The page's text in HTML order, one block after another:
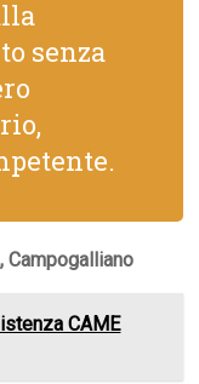
senza
Campogalliano
CAME